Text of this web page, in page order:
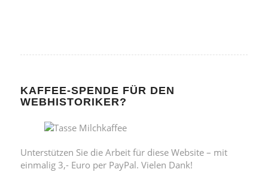
KAFFEE-SPENDE FÜR DEN
WEBHISTORIKER?
Unterstützen Sie die Arbeit für diese Website – mit
einmalig 3,- Euro per PayPal. Vielen Dank!